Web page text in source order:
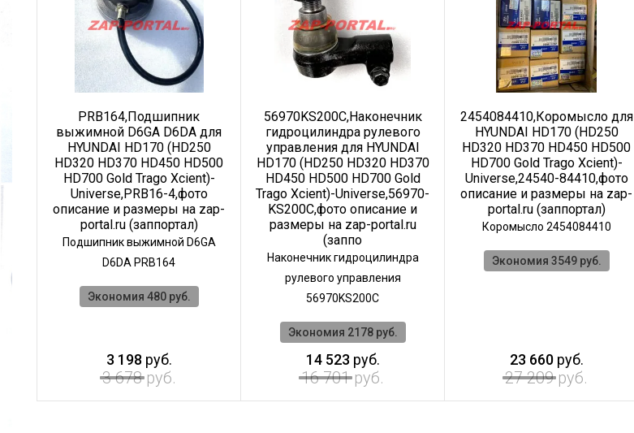
PRB164,Подшипник
выжимной D6GA D6DA для
HYUNDAI HD170 (HD250
HD320 HD370 HD450 HD500
HD700 Gold Trago Xcient)-
Universe,PRB16-4,фото
описание и размеры на zap-
portal.ru (заппортал)
Подшипник выжимной D6GA
D6DA PRB164
Экономия 480 руб.
3 198 руб.
3 678руб.
56970KS200C,Наконечник
гидроцилиндра рулевого
управления для HYUNDAI
HD170 (HD250 HD320 HD370
HD450 HD500 HD700 Gold
Trago Xcient)-Universe,56970-
KS200C,фото описание и
размеры на zap-portal.ru
(заппо
Наконечник гидроцилиндра
рулевого управления
56970KS200C
Экономия 2178 руб.
14 523 руб.
16 701руб.
2454084410,Коромысло для
HYUNDAI HD170 (HD250
HD320 HD370 HD450 HD500
HD700 Gold Trago Xcient)-
Universe,24540-84410,фото
описание и размеры на zap-
portal.ru (заппортал)
Коромысло 2454084410
Экономия 3549 руб.
23 660руб.
27 209руб.